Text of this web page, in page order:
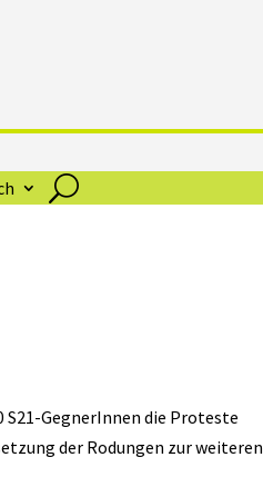
GegnerInnen die Proteste
der Rodungen zur weiteren